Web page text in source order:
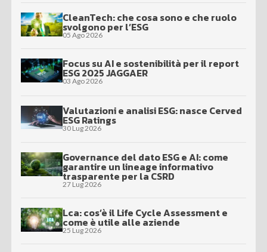
CleanTech: che cosa sono e che ruolo
svolgono per l’ESG
05 Ago 2026
Focus su AI e sostenibilità per il report
ESG 2025 JAGGAER
03 Ago 2026
Valutazioni e analisi ESG: nasce Cerved
ESG Ratings
30 Lug 2026
Governance del dato ESG e AI: come
garantire un lineage informativo
trasparente per la CSRD
27 Lug 2026
Lca: cos’è il Life Cycle Assessment e
come è utile alle aziende
25 Lug 2026